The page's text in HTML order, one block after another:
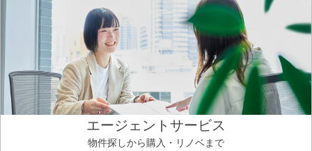
エージェントサービス
物件探しから購入・リノベまで